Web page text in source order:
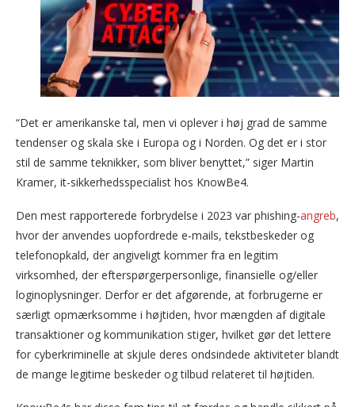
“Det er amerikanske tal, men vi oplever i høj grad de samme
tendenser og skala ske i Europa og i Norden. Og det er i stor
stil de samme teknikker, som bliver benyttet,” siger Martin
Kramer, it-sikkerhedsspecialist hos KnowBe4.
Den mest rapporterede forbrydelse i 2023 var phishing-angreb,
hvor der anvendes uopfordrede e-mails, tekstbeskeder og
telefonopkald, der angiveligt kommer fra en legitim
virksomhed, der efterspørgerpersonlige, finansielle og/eller
loginoplysninger. Derfor er det afgørende, at forbrugerne er
særligt opmærksomme i højtiden, hvor mængden af digitale
transaktioner og kommunikation stiger, hvilket gør det lettere
for cyberkriminelle at skjule deres ondsindede aktiviteter blandt
de mange legitime beskeder og tilbud relateret til højtiden.